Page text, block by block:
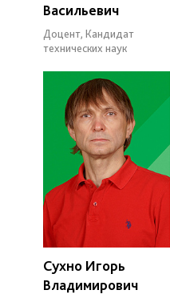
Васильевич
Доцент, Кандидат
технических наук
Сухно Игорь
Владимирович